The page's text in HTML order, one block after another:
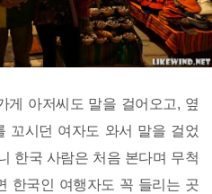
게 아저씨도 말을 걸어오고, 옆
꼬시던 여자도 와서 말을 걸었
한국 사람은 처음 본다며 무척
한국인 여행자도 꼭 들리는 곳